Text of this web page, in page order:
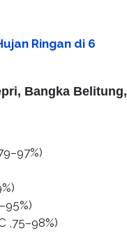
Ringan di 6
Bangka Belitung,
,75–98%)